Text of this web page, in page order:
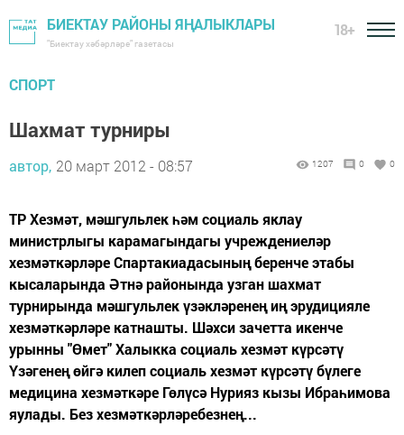
БИЕКТАУ РАЙОНЫ ЯҢАЛЫКЛАРЫ
"Биектау хәбәрләре" газетасы
18+
СПОРТ
Шахмат турниры
автор, 20 март 2012 - 08:57 1207 0 0
ТР Хезмәт, мәшгульлек һәм социаль яклау
министрлыгы карамагындагы учреждениеләр
хезмәткәрләре Спартакиадасының беренче этабы
кысаларында Әтнә районында узган шахмат
турнирында мәшгульлек үзәкләренең иң эрудицияле
хезмәткәрләре катнашты. Шәхси зачетта икенче
урынны "Өмет" Халыкка социаль хезмәт күрсәтү
Үзәгенең өйгә килеп социаль хезмәт күрсәтү бүлеге
медицина хезмәткәре Гөлүсә Нурияз кызы Ибраһимова
яулады. Без хезмәткәрләребезнең...